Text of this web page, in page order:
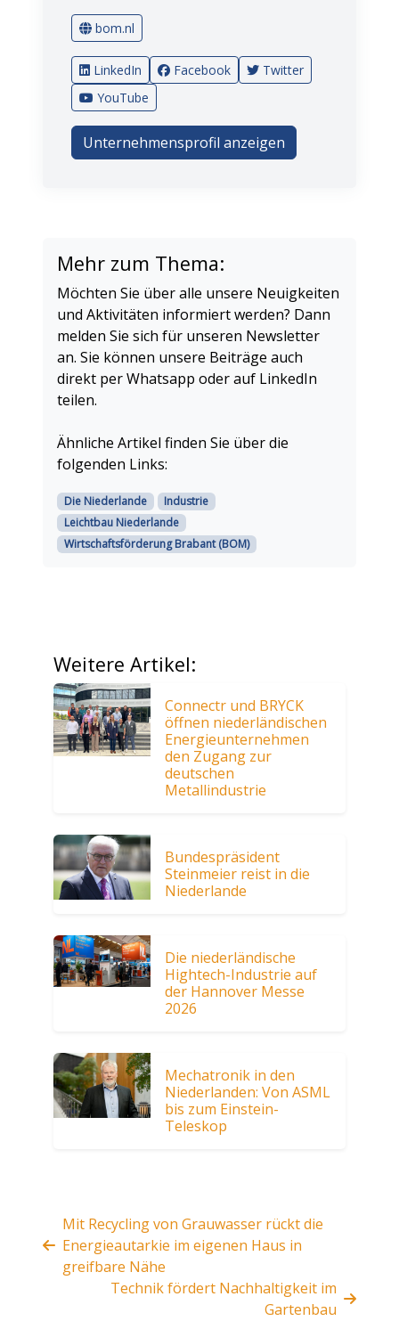
bom.nl
LinkedIn Facebook
Twitter
YouTube
Unternehmensprofil anzeigen
Mehr zum Thema:
Möchten Sie über alle unsere Neuigkeiten
und Aktivitäten informiert werden? Dann
melden Sie sich für unseren Newsletter
an. Sie können unsere Beiträge auch
direkt per Whatsapp oder auf LinkedIn
teilen.
Ähnliche Artikel finden Sie über die
folgenden Links:
Die Niederlande
Industrie
Leichtbau Niederlande
Wirtschaftsförderung Brabant (BOM)
Weitere Artikel:
Connectr und BRYCK
öffnen niederländischen
Energieunternehmen
den Zugang zur
deutschen
Metallindustrie
Bundespräsident
Steinmeier reist in die
Niederlande
Die niederländische
Hightech-Industrie auf
der Hannover Messe
2026
Mechatronik in den
Niederlanden: Von ASML
bis zum Einstein-
Teleskop
Mit Recycling von Grauwasser rückt die
Energieautarkie im eigenen Haus in
greifbare Nähe
Technik fördert Nachhaltigkeit im
Gartenbau